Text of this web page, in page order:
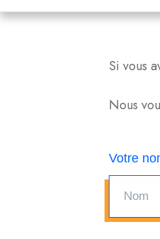
Si vous
Nous
Votre